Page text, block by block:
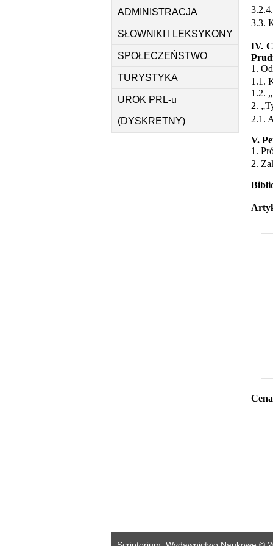
ADMINISTRACJA
SŁOWNIKI I LEKSYKONY
SPOŁECZEŃSTWO
TURYSTYKA
UROK PRL-u
(DYSKRETNY)
3.3.
IV.
1.
1.1.
1.2.
2.
2.1.
V.
1.
2.